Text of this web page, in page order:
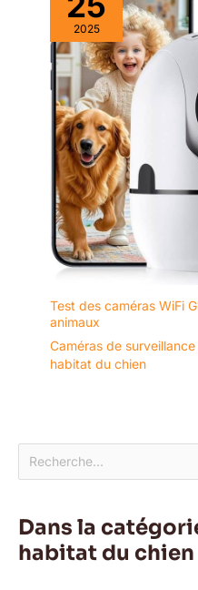
2025
Test des caméras WiFi
animaux
Caméras de
habitat du chien
Dans la
habitat du chien